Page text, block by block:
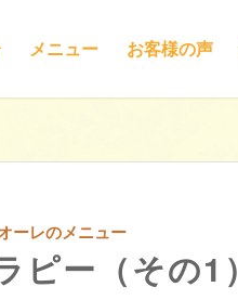
メニュー お客様の声
ーレのメニュー
ピー（その1）